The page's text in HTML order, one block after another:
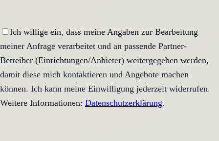
Ich willige ein, dass meine Angaben zur Bearbeitung
meiner Anfrage verarbeitet und an passende Partner-
Betreiber (Einrichtungen/Anbieter) weitergegeben werden,
damit diese mich kontaktieren und Angebote machen
können. Ich kann meine Einwilligung jederzeit widerrufen.
Weitere Informationen: Datenschutzerklärung.